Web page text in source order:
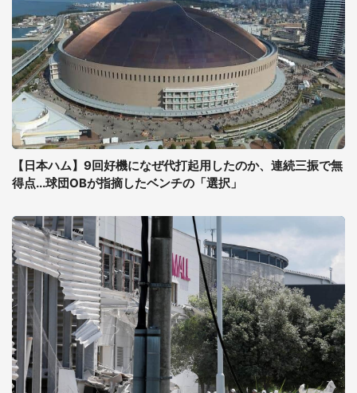
【日本ハム】9回好機になぜ代打起用したのか、連続三振で無
得点...球団OBが指摘したベンチの「選択」